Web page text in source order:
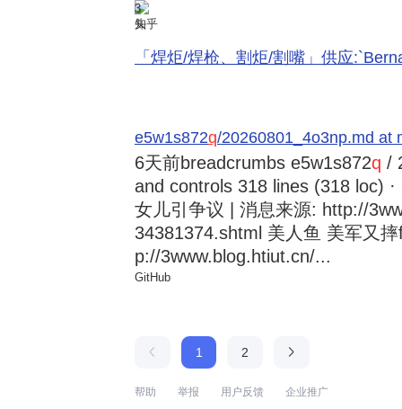
3
知乎
「焊炬/焊枪、割炬/割嘴」供应
e5w1s872q/20260801_4o3np.md at
6天前breadcrumbs e5w1s872q /
and controls 318 lines (318 loc)
女儿引争议 | 消息来源: http://
34381374.shtml 美人鱼 美军又
p://3www.blog.htiut.cn/...
GitHub
1 2
帮助 举报 用户反馈 企业推广